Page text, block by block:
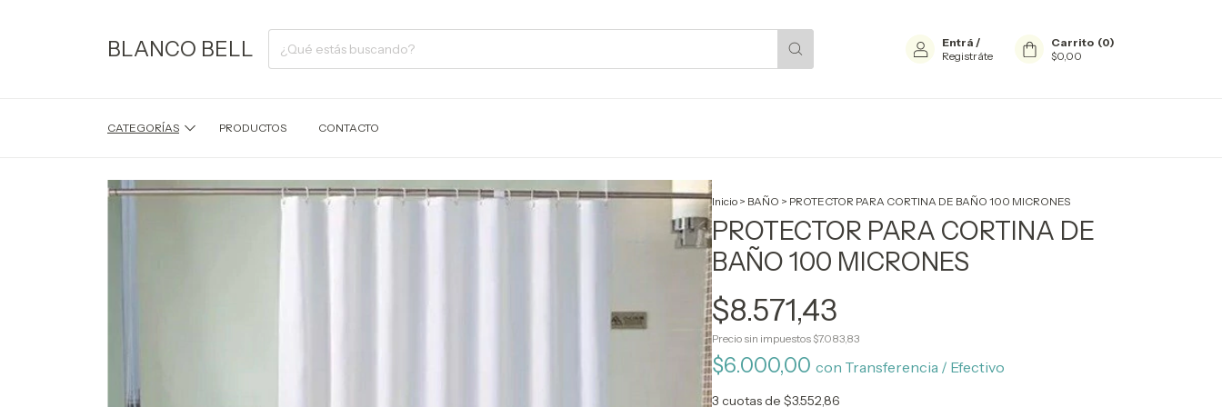
BLANCO BELL Entrá /
Registráte
Carrito (0)
$0,00
CATEGORÍAS PRODUCTOS CONTACTO
Inicio > BAÑO > PROTECTOR PARA CORTINA DE BAÑO 100 MICRONES
PROTECTOR PARA CORTINA DE
BAÑO 100 MICRONES
$8.571,43
Precio sin impuestos $7.083,83
$6.000,00 con Transferencia / Efectivo
3 cuotas de $3.552,86